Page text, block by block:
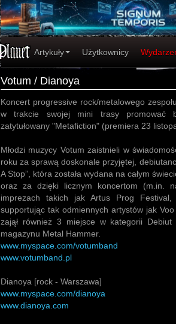
Artykuły Użytkownicy
Votum / Dianoya
Koncert progressive rock/metalowego
w trakcie swojej mini trasy promować
zatytułowany "Metafiction" (premiera 23
Młodzi muzycy Votum zaistnieli w
roku za sprawą doskonale przyjętej,
A Stop”, która została wydana na całym
oraz za dzięki licznym koncertom (m.in.
imprezach takich jak Artus Prog
supportując tak odmiennych artystów jak
zajął również 3 miejsce w kategorii Debiut
magazynu Metal Hammer.
www.myspace.com/votumband
www.votumband.pl
Dianoya [rock - Warszawa]
www.myspace.com/dianoya
www.dianoya.com